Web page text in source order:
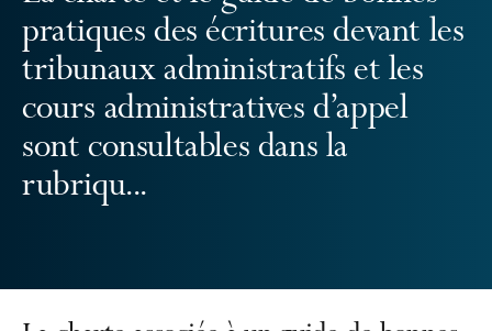
pratiques des écritures devant les
tribunaux administratifs et les
cours administratives d’appel
sont consultables dans la
rubriqu...